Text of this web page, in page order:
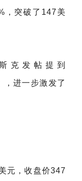
，突破了147美
克发帖提到
，进一步激发了
元，收盘价347